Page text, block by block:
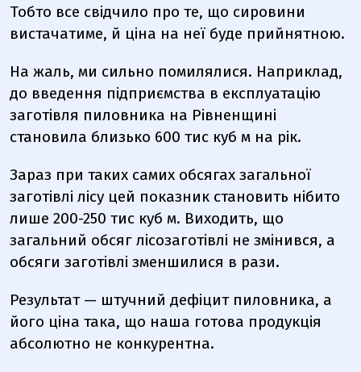
Тобто все свідчило про те, що сировини
вистачатиме, й ціна на неї буде прийнятною.
На жаль, ми сильно помилялися. Наприклад,
до введення підприємства в експлуатацію
заготівля пиловника на Рівненщині
становила близько 600 тис куб м на рік.
Зараз при таких самих обсягах загальної
заготівлі лісу цей показник становить нібито
лише 200-250 тис куб м. Виходить, що
загальний обсяг лісозаготівлі не змінився, а
обсяги заготівлі зменшилися в рази.
Результат — штучний дефіцит пиловника, а
його ціна така, що наша готова продукція
абсолютно не конкурентна.